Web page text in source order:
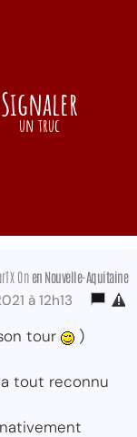
Signaler
un truc
On en Nouvelle-Aquitaine
à 12h13
tour )
tout reconnu